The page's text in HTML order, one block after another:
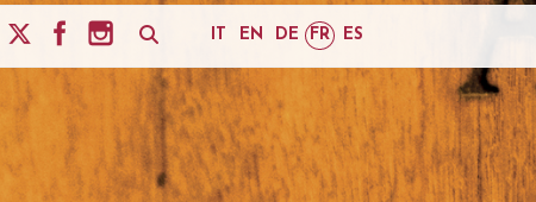
IT EN DE FR ES